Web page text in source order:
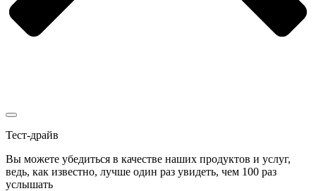
Тест-драйв
Вы можете убедиться в качестве наших продуктов и услуг,
ведь, как известно, лучше один раз увидеть, чем 100 раз
услышать